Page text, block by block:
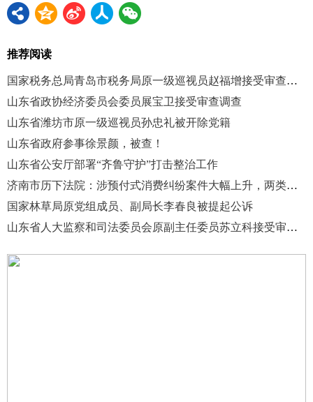
推荐阅读
国家税务总局青岛市税务局原一级巡视员赵福增接受审查调查
山东省政协经济委员会委员展宝卫接受审查调查
山东省潍坊市原一级巡视员孙忠礼被开除党籍
山东省政府参事徐景颜，被查！
山东省公安厅部署“齐鲁守护”打击整治工作
济南市历下法院：涉预付式消费纠纷案件大幅上升，两类纠纷占比超九成
国家林草局原党组成员、副局长李春良被提起公诉
山东省人大监察和司法委员会原副主任委员苏立科接受审查调查